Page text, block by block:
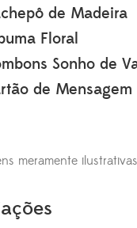
de Madeira
Floral
Sonho de
de
meramente ilustrativas